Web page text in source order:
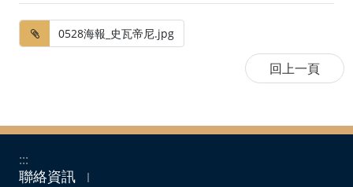
0528海報_史瓦帝尼.jpg
:::
聯絡資訊 ｜